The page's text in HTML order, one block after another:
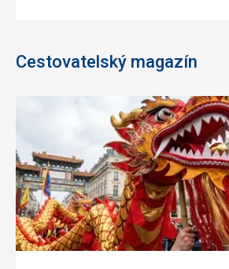
Cestovatelský magazín